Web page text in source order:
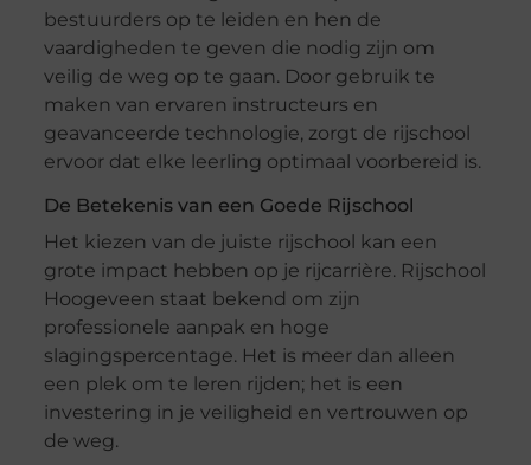
bestuurders op te leiden en hen de
vaardigheden te geven die nodig zijn om
veilig de weg op te gaan. Door gebruik te
maken van ervaren instructeurs en
geavanceerde technologie, zorgt de rijschool
ervoor dat elke leerling optimaal voorbereid is.
De Betekenis van een Goede Rijschool
Het kiezen van de juiste rijschool kan een
grote impact hebben op je rijcarrière. Rijschool
Hoogeveen staat bekend om zijn
professionele aanpak en hoge
slagingspercentage. Het is meer dan alleen
een plek om te leren rijden; het is een
investering in je veiligheid en vertrouwen op
de weg.